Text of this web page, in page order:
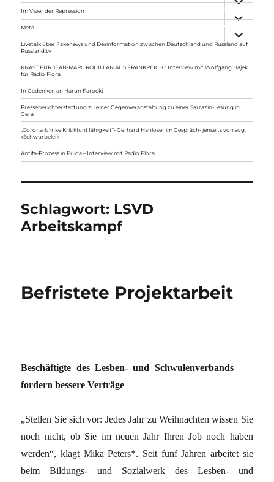
anzeigen
Im Visier der Repression
anzeigen
Meta
anzeigen
Livetalk über Fakenews und Desinformation zwischen Deutschland und Russland auf
Russland.tv
KNAST FÜR JEAN-MARC ROUILLAN AUS FRANKREICH? Interview mit Wolfgang Hajek
für Radio Flora
In Gedenken an Harun Farocki
Presseberichterstattung zu einer Gegenveranstaltung zu einer Sarrazin-Lesung in
Gera
„Corona & linke Kritik(un) fähigkeit“- Gerhard Hanloser im Gespräch- jenseits von sog.
»Schwurbelei«
Antifa-Prozess in Fulda – Interview mit Radio Flora
Schlagwort: LSVD
Arbeitskampf
Befristete Projektarbeit
Beschäftigte des Lesben- und Schwulenverbands
fordern bessere Verträge
„Stellen Sie sich vor: Jedes Jahr zu Weihnachten wissen Sie
noch nicht, ob Sie im neuen Jahr Ihren Job noch haben
werden“, klagt Mika Peters*. Seit fünf Jahren arbeitet sie
beim Bildungs- und Sozialwerk des Lesben- und